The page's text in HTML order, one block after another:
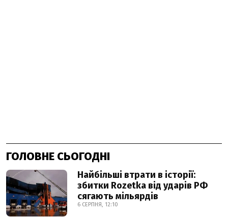
ГОЛОВНЕ СЬОГОДНІ
Найбільші втрати в історії:
збитки Rozetka від ударів РФ
сягають мільярдів
6 СЕРПНЯ, 12:10